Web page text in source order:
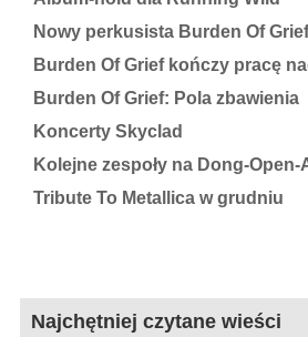
Nowy perkusista Burden Of
Burden Of Grief kończy pracę
Burden Of Grief: Pola zbawienia
Koncerty Skyclad
Kolejne zespoły na Dong-Open-
Tribute To Metallica w grudniu
Najchętniej czytane wieści